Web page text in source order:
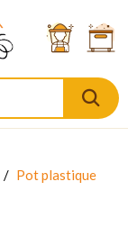
Pot plastique